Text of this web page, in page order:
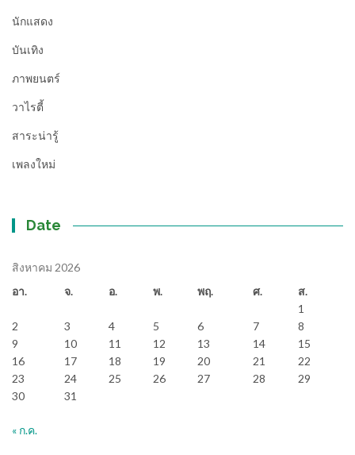
นักแสดง
บันเทิง
ภาพยนตร์
วาไรตี้
สาระน่ารู้
เพลงใหม่
Date
สิงหาคม 2026
อา.
จ. อ. พ. พฤ. ศ.
ส.
1
2
3 4 5 6 7
8
9
10 11 12 13 14
15
16
17 18 19 20 21
22
23
24 25 26 27 28
29
30
31
« ก.ค.